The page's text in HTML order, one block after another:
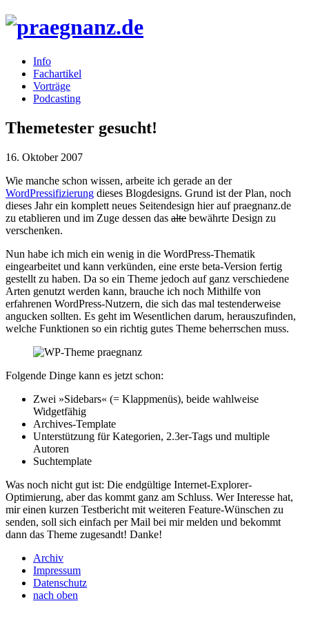
Info
Fachartikel
Vorträge
Podcasting
Themetester gesucht!
16. Oktober 2007
Wie manche schon wissen, arbeite ich gerade an der
WordPressifizierung dieses Blogdesigns. Grund ist der Plan, noch
dieses Jahr ein komplett neues Seitendesign hier auf praegnanz.de
zu etablieren und im Zuge dessen das alte bewährte Design zu
verschenken.
Nun habe ich mich ein wenig in die WordPress-Thematik
eingearbeitet und kann verkünden, eine erste beta-Version fertig
gestellt zu haben. Da so ein Theme jedoch auf ganz verschiedene
Arten genutzt werden kann, brauche ich noch Mithilfe von
erfahrenen WordPress-Nutzern, die sich das mal testenderweise
angucken sollten. Es geht im Wesentlichen darum, herauszufinden,
welche Funktionen so ein richtig gutes Theme beherrschen muss.
Folgende Dinge kann es jetzt schon:
Zwei »Sidebars« (= Klappmenüs), beide wahlweise
Widgetfähig
Archives-Template
Unterstützung für Kategorien, 2.3er-Tags und multiple
Autoren
Suchtemplate
Was noch nicht gut ist: Die endgültige Internet-Explorer-
Optimierung, aber das kommt ganz am Schluss. Wer Interesse hat,
mir einen kurzen Testbericht mit weiteren Feature-Wünschen zu
senden, soll sich einfach per Mail bei mir melden und bekommt
dann das Theme zugesandt! Danke!
Archiv
Impressum
Datenschutz
nach oben